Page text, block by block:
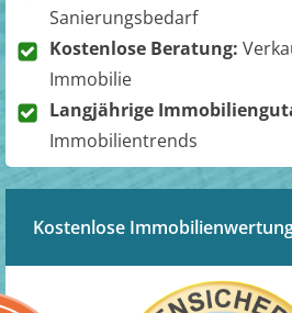
Sanierungsbedarf
Kostenlose Beratung:
Immobilie
Langjährige
Immobilientrends
Kostenlose